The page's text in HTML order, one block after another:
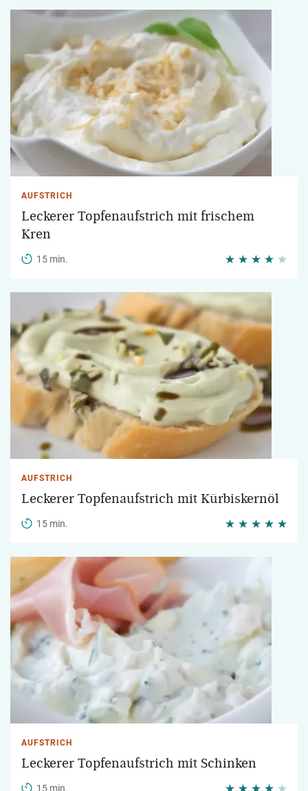
AUFSTRICH
Leckerer Topfenaufstrich mit frischem
Kren
15 min.
AUFSTRICH
Leckerer Topfenaufstrich mit Kürbiskernöl
15 min.
AUFSTRICH
Leckerer Topfenaufstrich mit Schinken
15 min.